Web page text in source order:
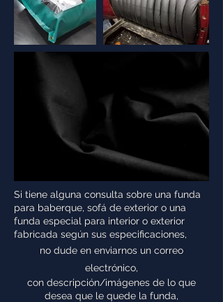
Si tiene alguna consulta sobre una funda
para baberque, sofá de exterior o una
funda especial para interior o exterior
fabricada según sus especificaciones,
no dude en enviarnos un correo
electrónico,
con descripción/imágenes de lo que
desea que le quede la funda,